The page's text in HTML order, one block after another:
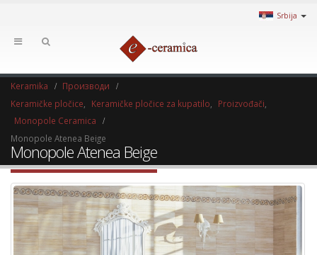
Srbija
Keramika
Производи
Keramičke pločice
Keramičke pločice za kupatilo Proizvođači
Monopole Ceramica
Monopole Atenea Beige
Monopole Atenea Beige